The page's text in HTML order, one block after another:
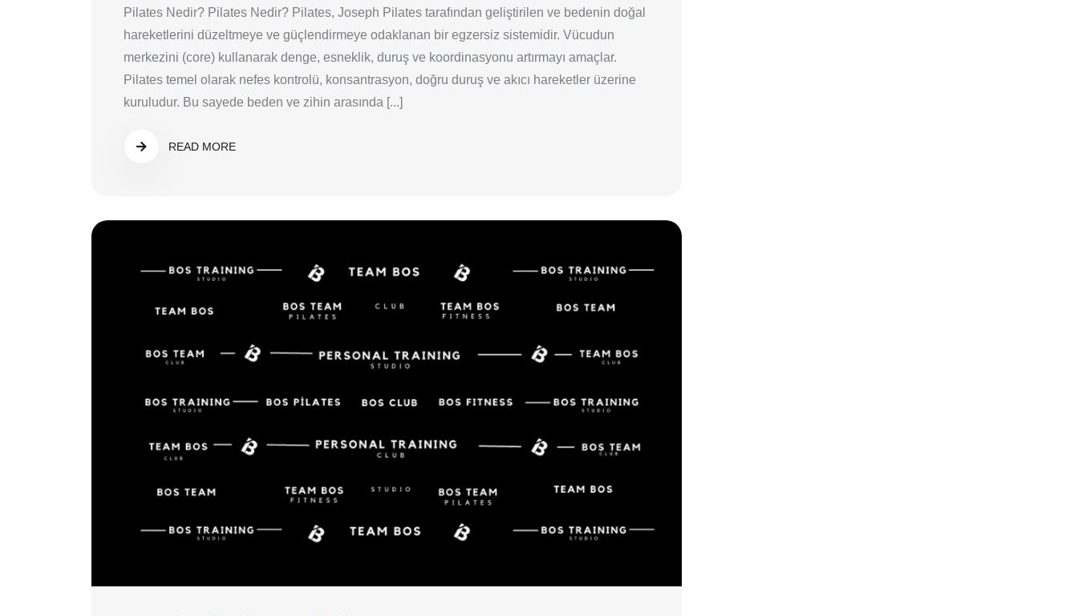
Pilates Nedir? Pilates Nedir? Pilates, Joseph Pilates tarafından geliştirilen ve bedenin doğal
hareketlerini düzeltmeye ve güçlendirmeye odaklanan bir egzersiz sistemidir. Vücudun
merkezini (core) kullanarak denge, esneklik, duruş ve koordinasyonu artırmayı amaçlar.
Pilates temel olarak nefes kontrolü, konsantrasyon, doğru duruş ve akıcı hareketler üzerine
kuruludur. Bu sayede beden ve zihin arasında [...]
READ MORE